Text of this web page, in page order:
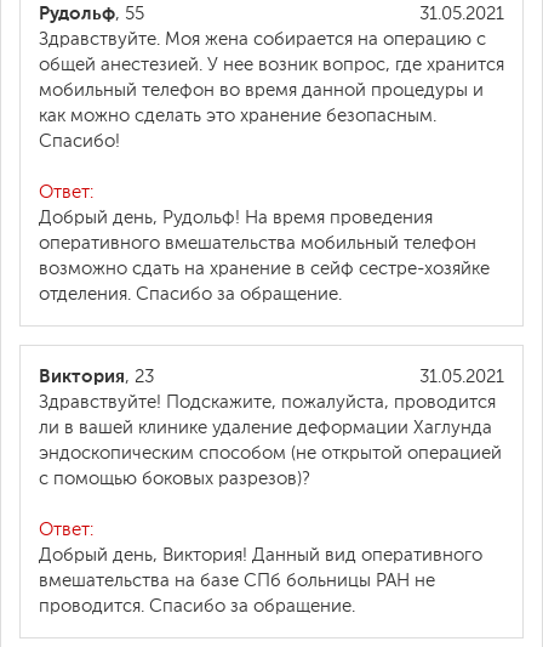
31.05.2021
Рудольф, 55
Здравствуйте. Моя жена собирается на операцию с
общей анестезией. У нее возник вопрос, где хранится
мобильный телефон во время данной процедуры и
как можно сделать это хранение безопасным.
Спасибо!
Ответ:
Добрый день, Рудольф! На время проведения
оперативного вмешательства мобильный телефон
возможно сдать на хранение в сейф сестре-хозяйке
отделения. Спасибо за обращение.
31.05.2021
Виктория, 23
Здравствуйте! Подскажите, пожалуйста, проводится
ли в вашей клинике удаление деформации Хаглунда
эндоскопическим способом (не открытой операцией
с помощью боковых разрезов)?
Ответ:
Добрый день, Виктория! Данный вид оперативного
вмешательства на базе СПб больницы РАН не
проводится. Спасибо за обращение.